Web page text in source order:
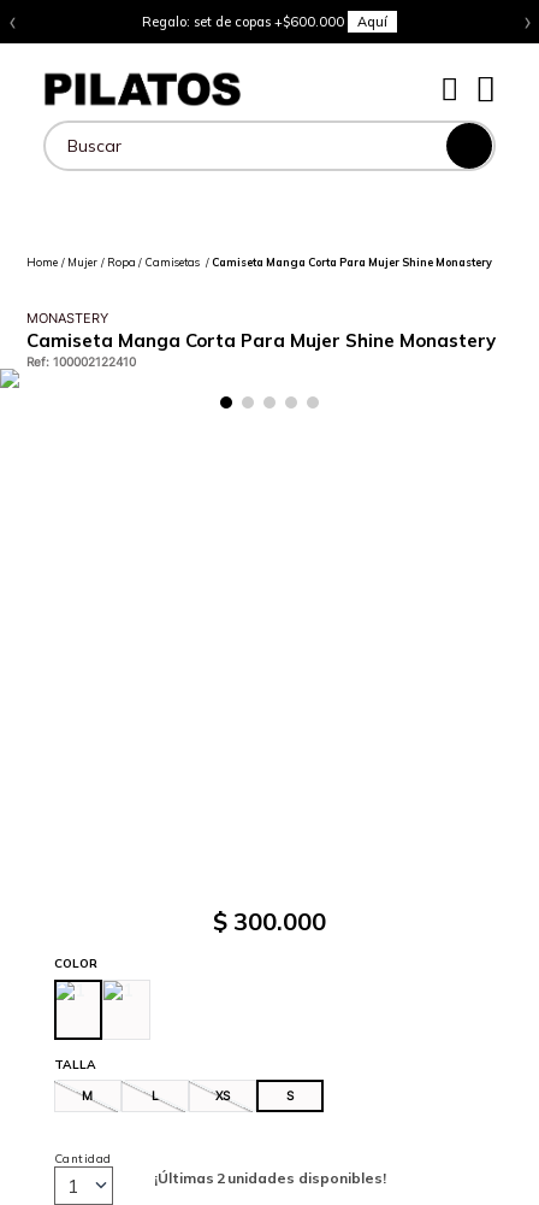
‹ Regalo: set de copas +$600.000 Aquí ›
Buscar
Mujer Ropa Camisetas Camiseta Manga Corta Para Mujer Shine Monastery
MONASTERY
Camiseta Manga Corta Para Mujer Shine Monastery
Ref:100002122410
$ 300.000
TALLA
M L XS S
COLOR
¡Últimas 2 unidades disponibles!
Cantidad
1